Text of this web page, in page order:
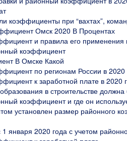
коэффициенты при “вахтах”,
Омск 2020 В Процентах
и правила его применения
коэффициент
В Омске Какой
по регионам России в 2020
к заработной плате в 2020
в строительстве
коэффициент и где он
установлен размер районного
января 2020 года с учетом